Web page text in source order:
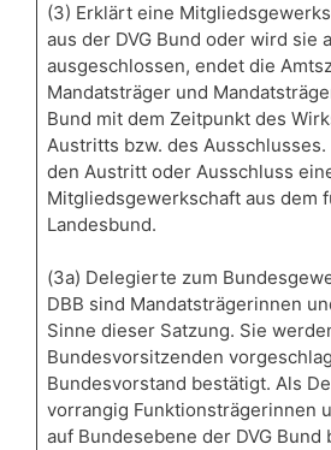
(3) Erklärt eine
aus der DVG Bund oder wird sie
ausgeschlossen, endet die
Mandatsträger und
Bund mit dem Zeitpunkt des
Austritts bzw. des
den Austritt oder Ausschluss
Mitgliedsgewerkschaft aus dem
Landesbund.
(3a) Delegierte zum
DBB sind Mandatsträgerinnen
Sinne dieser Satzung. Sie
Bundesvorsitzenden
Bundesvorstand bestätigt. Als
vorrangig Funktionsträgerinnen
auf Bundesebene der DVG